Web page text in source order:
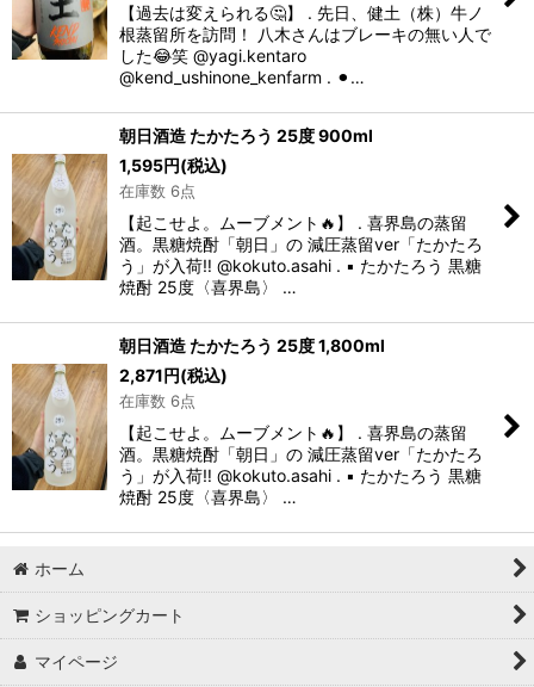
【過去は変えられる🤔】 . 先日、健土（株）牛ノ
根蒸留所を訪問！ 八木さんはブレーキの無い人で
した😂笑 @yagi.kentaro
@kend_ushinone_kenfarm . ⚫︎…
朝日酒造 たかたろう 25度 900ml
1,595円(税込)
在庫数 6点
【起こせよ。ムーブメント🔥】 . 喜界島の蒸留
酒。黒糖焼酎「朝日」の 減圧蒸留ver「たかたろ
う」が入荷‼️ @kokuto.asahi . ▪️ たかたろう 黒糖
焼酎 25度〈喜界島〉 …
朝日酒造 たかたろう 25度 1,800ml
2,871円(税込)
在庫数 6点
【起こせよ。ムーブメント🔥】 . 喜界島の蒸留
酒。黒糖焼酎「朝日」の 減圧蒸留ver「たかたろ
う」が入荷‼️ @kokuto.asahi . ▪️ たかたろう 黒糖
焼酎 25度〈喜界島〉 …
ホーム
ショッピングカート
マイページ